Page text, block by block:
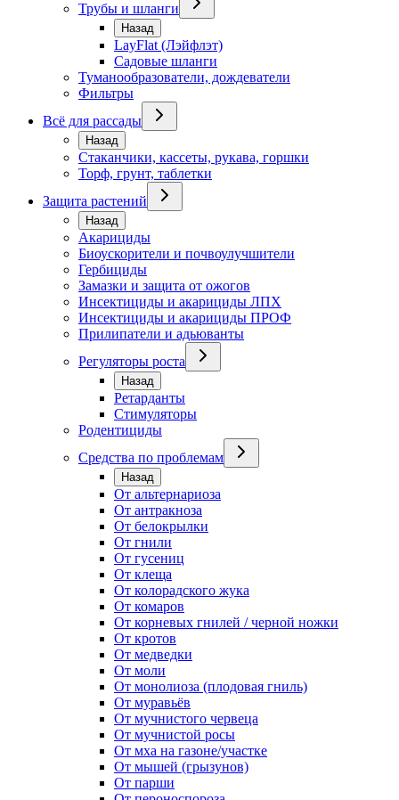
Трубы и шланги
Назад
LayFlat (Лэйфлэт)
Садовые шланги
Туманообразователи, дождеватели
Фильтры
Всё для рассады
Назад
Стаканчики, кассеты, рукава, горшки
Торф, грунт, таблетки
Защита растений
Назад
Акарициды
Биоускорители и почвоулучшители
Гербициды
Замазки и защита от ожогов
Инсектициды и акарициды ЛПХ
Инсектициды и акарициды ПРОФ
Прилипатели и адьюванты
Регуляторы роста
Назад
Ретарданты
Стимуляторы
Родентициды
Средства по проблемам
Назад
От альтернариоза
От антракноза
От белокрылки
От гнили
От гусениц
От клеща
От колорадского жука
От комаров
От корневых гнилей / черной ножки
От кротов
От медведки
От моли
От монолиоза (плодовая гниль)
От муравьёв
От мучнистого червеца
От мучнистой росы
От мха на газоне/участке
От мышей (грызунов)
От парши